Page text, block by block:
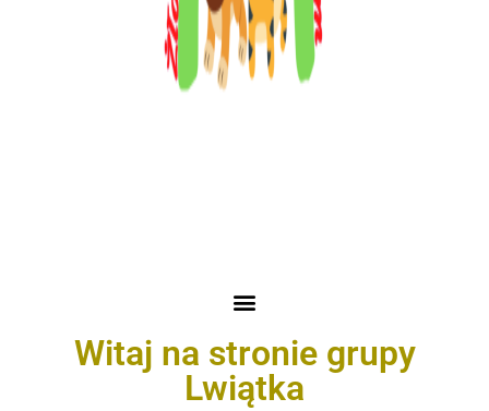
Witaj na stronie grupy
Lwiątka